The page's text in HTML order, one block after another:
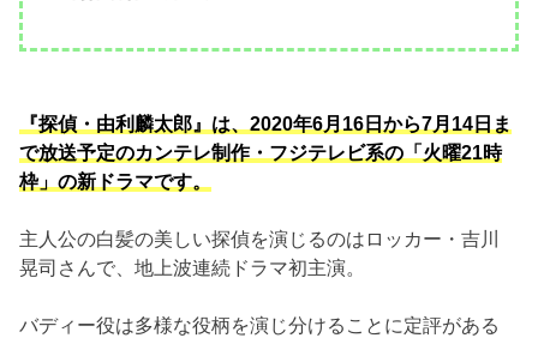
『探偵・由利麟太郎』は、2020年6月16日から7月14日ま
で放送予定のカンテレ制作・フジテレビ系の「火曜21時
枠」の新ドラマです。
主人公の白髪の美しい探偵を演じるのはロッカー・吉川
晃司さんで、地上波連続ドラマ初主演。
バディー役は多様な役柄を演じ分けることに定評がある